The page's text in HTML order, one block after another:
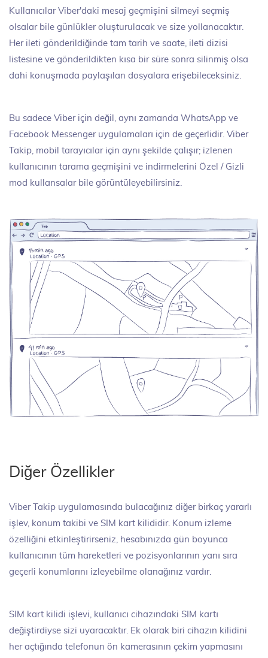
Kullanıcılar Viber'daki mesaj geçmişini silmeyi seçmiş
olsalar bile günlükler oluşturulacak ve size yollanacaktır.
Her ileti gönderildiğinde tam tarih ve saate, ileti dizisi
listesine ve gönderildikten kısa bir süre sonra silinmiş olsa
dahi konuşmada paylaşılan dosyalara erişebileceksiniz.
Bu sadece Viber için değil, aynı zamanda WhatsApp ve
Facebook Messenger uygulamaları için de geçerlidir. Viber
Takip, mobil tarayıcılar için aynı şekilde çalışır; izlenen
kullanıcının tarama geçmişini ve indirmelerini Özel / Gizli
mod kullansalar bile görüntüleyebilirsiniz.
Diğer Özellikler
Viber Takip uygulamasında bulacağınız diğer birkaç yararlı
işlev, konum takibi ve SIM kart kilididir. Konum izleme
özelliğini etkinleştirirseniz, hesabınızda gün boyunca
kullanıcının tüm hareketleri ve pozisyonlarının yanı sıra
geçerli konumlarını izleyebilme olanağınız vardır.
SIM kart kilidi işlevi, kullanıcı cihazındaki SIM kartı
değiştirdiyse sizi uyaracaktır. Ek olarak biri cihazın kilidini
her açtığında telefonun ön kamerasının çekim yapmasını